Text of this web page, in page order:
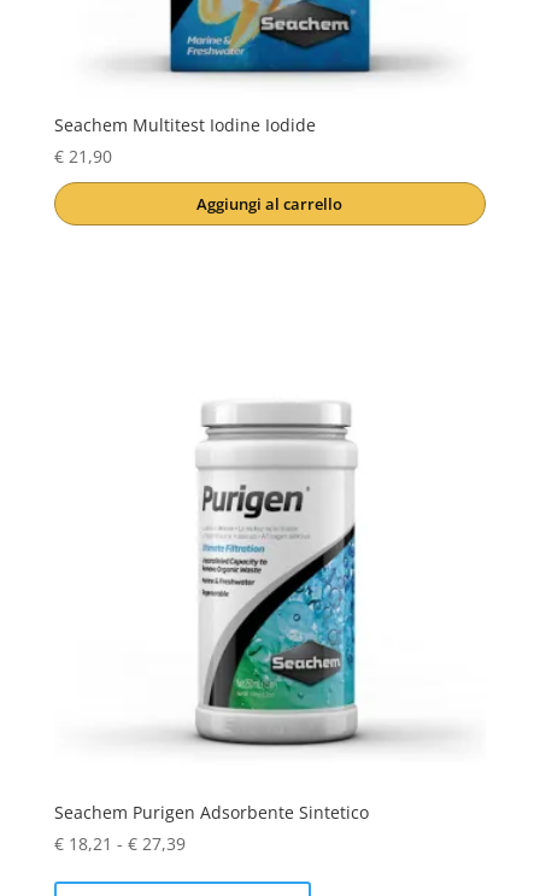
Seachem Multitest Iodine Iodide
€21,90
Aggiungi al carrello
Seachem Purigen Adsorbente Sintetico
€18,21 - €27,39Fascia